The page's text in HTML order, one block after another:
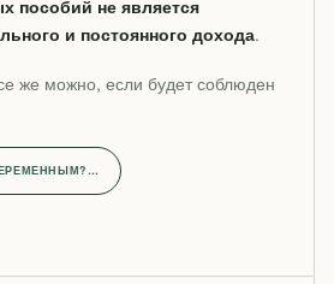
пособий не является
и постоянного дохода.
же можно, если будет соблюден